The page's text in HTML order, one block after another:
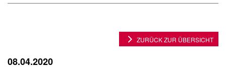
08.04.2020
ZURÜCK ZUR ÜBERSICHT